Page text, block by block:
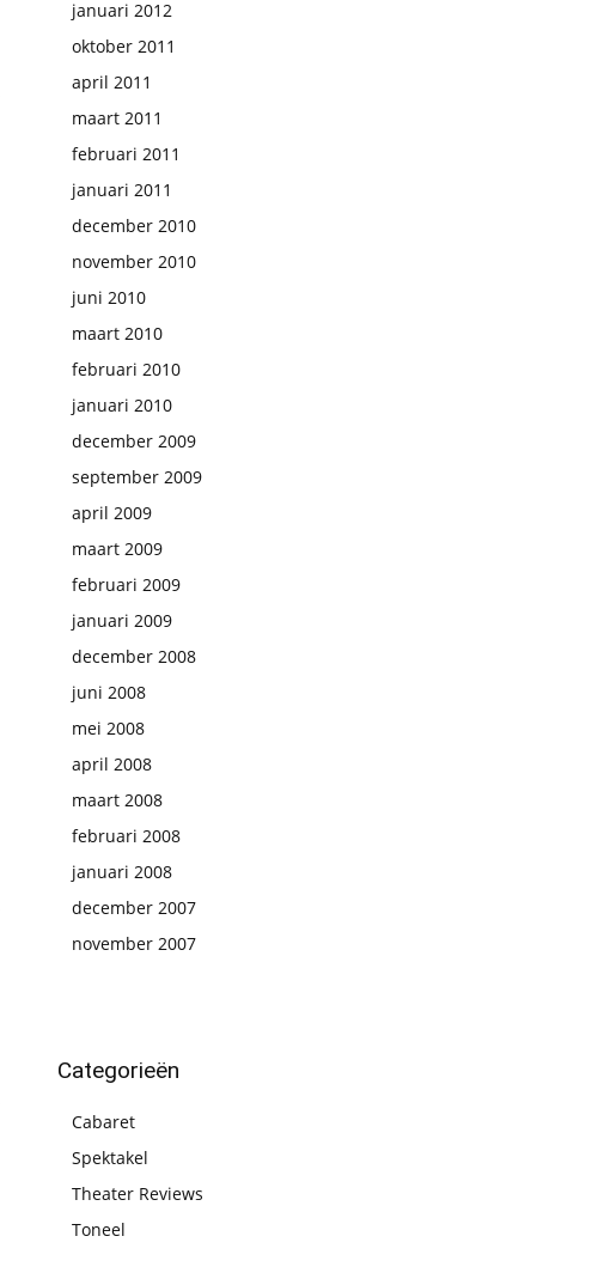
januari 2012
oktober 2011
april 2011
maart 2011
februari 2011
januari 2011
december 2010
november 2010
juni 2010
maart 2010
februari 2010
januari 2010
december 2009
september 2009
april 2009
maart 2009
februari 2009
januari 2009
december 2008
juni 2008
mei 2008
april 2008
maart 2008
februari 2008
januari 2008
december 2007
november 2007
Categorieën
Cabaret
Spektakel
Theater Reviews
Toneel